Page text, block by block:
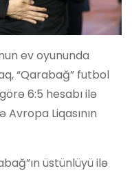
ev oyununda
“Qarabağ” futbol
6:5 hesabı ilə
Liqasının
üstünlüyü ilə